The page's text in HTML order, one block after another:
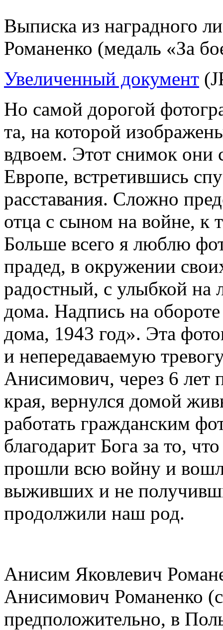
Выписка из наградного
Романенко (медаль «За
Увеличенный документ
Но самой дорогой
та, на которой
вдвоем. Этот снимок они
Европе, встретившись
расставания. Сложно
отца с сыном на войне, к
Больше всего я люблю
прадед, в окружении
радостный, с улыбкой на
дома. Надпись на
дома, 1943 год». Эта
и непередаваемую
Анисимович, через 6 лет
края, вернулся домой
работать гражданским
благодарит Бога за то,
прошли всю войну и
выживших и не
продолжили наш род.
Анисим Яковлевич
Анисимович Романенко
предположительно, в